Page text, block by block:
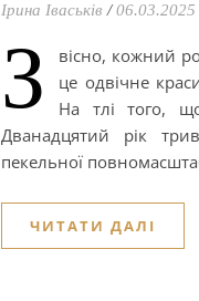
Ірина Іваськів / 06.03.2025
З
вісно, кожний
це одвічне
На тлі того,
Дванадцятий рік
пекельної
ЧИТАТИ ДАЛІ